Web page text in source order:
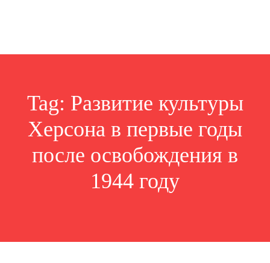
Tag: Развитие культуры
Херсона в первые годы
после освобождения в
1944 году